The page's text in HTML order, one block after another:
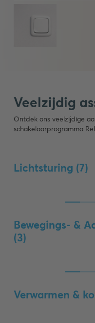
Veelzijdig
Ontdek ons veelzijdige
schakelaarprogramma
Lichtsturing (7)
Bewegings- &
(3)
Verwarmen &